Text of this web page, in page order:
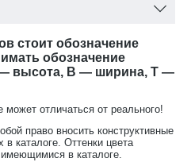
окраски:
стоит обозначение
обозначение
— высота, B — ширина, T —
отличаться от реального!
право вносить конструктивные
в каталоге. Оттенки цвета
в каталоге.